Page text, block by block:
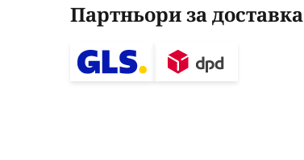
Партньори за доставка